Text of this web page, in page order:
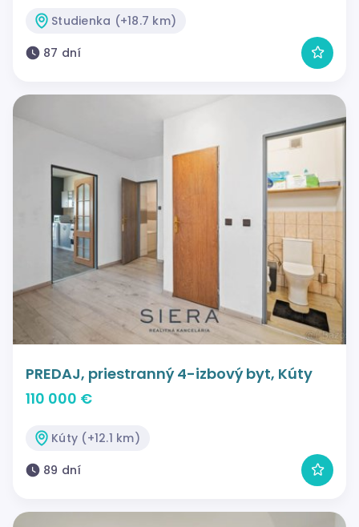
Studienka (+18.7 km)
87 dní
PREDAJ, priestranný 4-izbový byt, Kúty
110 000 €
Kúty (+12.1 km)
89 dní